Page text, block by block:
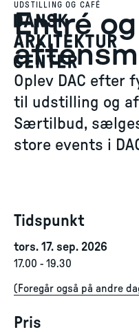
UDSTILLING OG CAFÉ
Entré og
Oplev DAC efter
til udstilling og
Særtilbud,
store events i
Tidspunkt
tors. 17. sep. 2026
17.00 - 19.30
( Foregår også på andre
Pris